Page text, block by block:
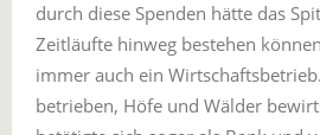
durch diese Spenden hätte das
Zeitläufte hinweg bestehen
immer auch ein
betrieben, Höfe und Wälder